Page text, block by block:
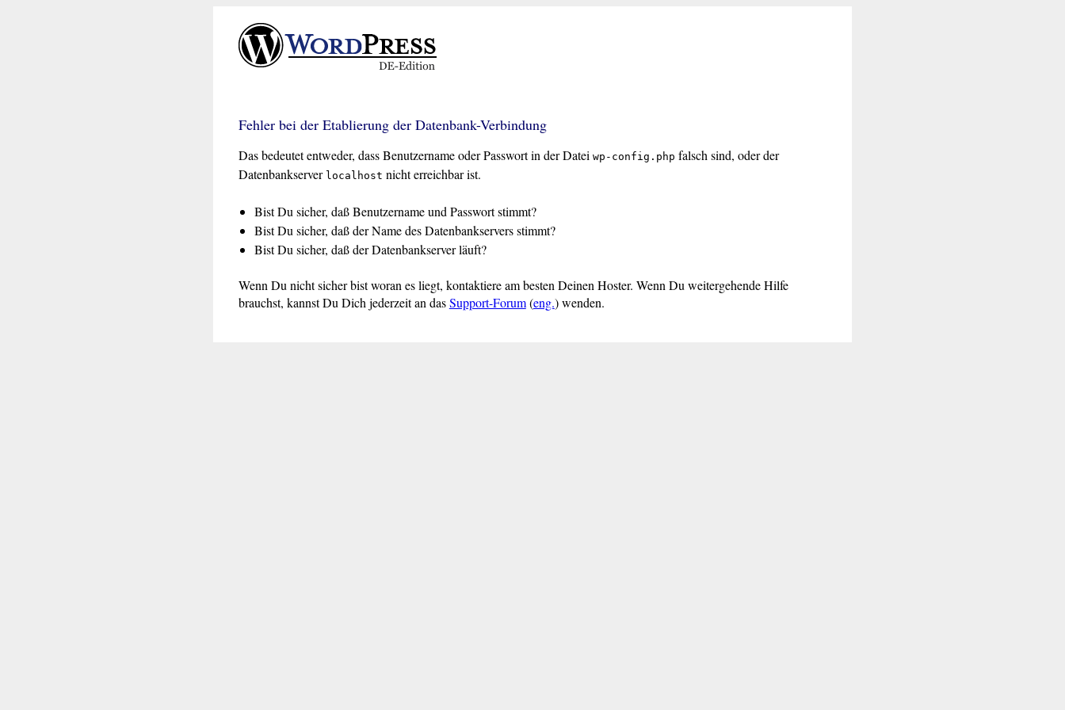
Fehler bei der Etablierung der Datenbank-Verbindung
Das bedeutet entweder, dass Benutzername oder Passwort in der Datei wp-config.php falsch sind, oder der
Datenbankserver localhost nicht erreichbar ist.
Bist Du sicher, daß Benutzername und Passwort stimmt?
Bist Du sicher, daß der Name des Datenbankservers stimmt?
Bist Du sicher, daß der Datenbankserver läuft?
Wenn Du nicht sicher bist woran es liegt, kontaktiere am besten Deinen Hoster. Wenn Du weitergehende Hilfe
brauchst, kannst Du Dich jederzeit an dasSupport-Forum(eng.) wenden.